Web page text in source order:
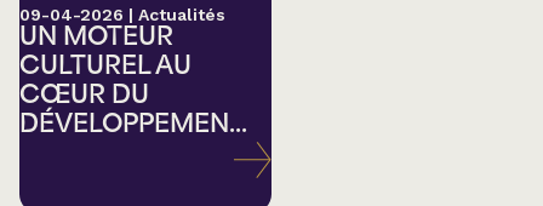
09-04-2026 | Actualités
UN MOTEUR
CULTUREL AU
CŒUR DU
DÉVELOPPEMEN...